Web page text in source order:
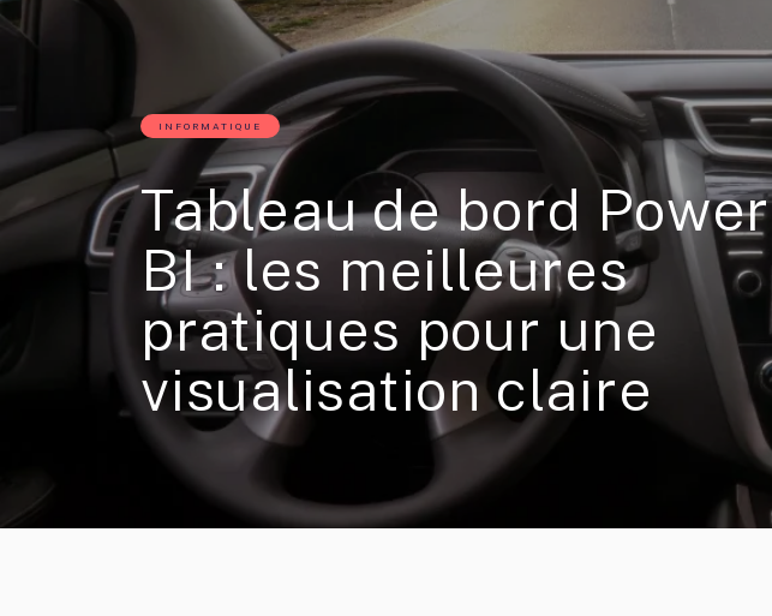
INFORMATIQUE
Tableau de bord Power
BI : les meilleures
pratiques pour une
visualisation claire